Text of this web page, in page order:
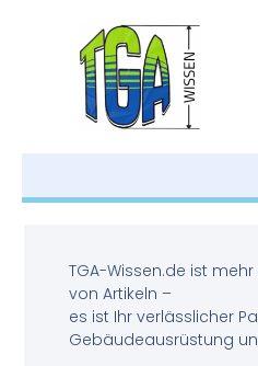
TGA-Wissen.de ist
von Artikeln –
es ist Ihr verlässlicher
Gebäudeausrüstung